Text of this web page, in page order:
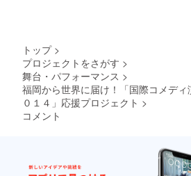
トップ >
プロジェクトをさがす >
舞台・パフォーマンス >
福岡から世界に届け！「国際コメディ
０１４」応援プロジェクト >
コメント